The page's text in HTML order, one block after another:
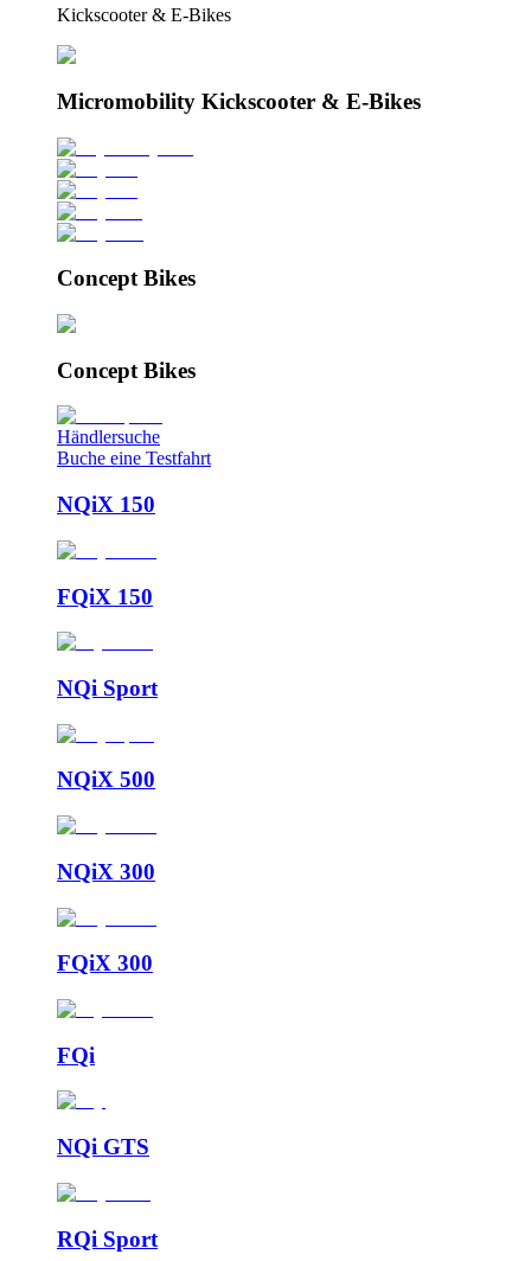
Kickscooter & E-Bikes
Micromobility Kickscooter & E-Bikes
Concept Bikes
Concept Bikes
Händlersuche
Buche eine Testfahrt
NQiX 150
FQiX 150
NQi Sport
NQiX 500
NQiX 300
FQiX 300
FQi
NQi GTS
RQi Sport